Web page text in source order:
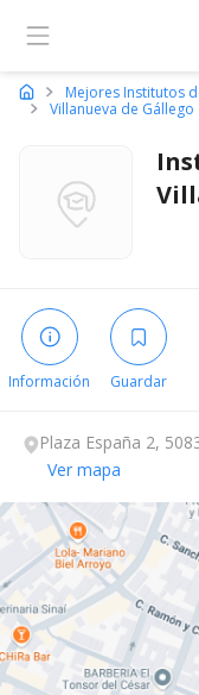
Mejores Institutos
Villanueva de Gállego
Información Guardar
Plaza España 2,
Ver mapa